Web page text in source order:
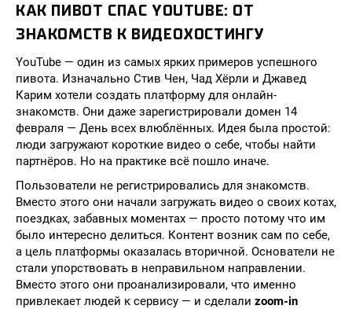
КАК ПИВОТ СПАС YOUTUBE: ОТ
ЗНАКОМСТВ К ВИДЕОХОСТИНГУ
YouTube — один из самых ярких примеров успешного
пивота. Изначально Стив Чен, Чад Хёрли и Джавед
Карим хотели создать платформу для онлайн-
знакомств. Они даже зарегистрировали домен 14
февраля — День всех влюблённых. Идея была простой:
люди загружают короткие видео о себе, чтобы найти
партнёров. Но на практике всё пошло иначе.
Пользователи не регистрировались для знакомств.
Вместо этого они начали загружать видео о своих котах,
поездках, забавных моментах — просто потому что им
было интересно делиться. Контент возник сам по себе,
а цель платформы оказалась вторичной. Основатели не
стали упорствовать в неправильном направлении.
Вместо этого они проанализировали, что именно
привлекает людей к сервису — и сделали zoom-in